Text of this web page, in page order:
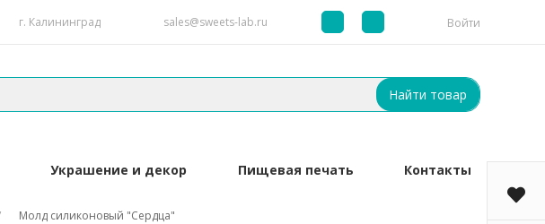
г. Калининград sales@sweets-lab.ru Войти
Найти товар
Украшение и декор Пищевая печать Контакты
Молд силиконовый "Сердца"